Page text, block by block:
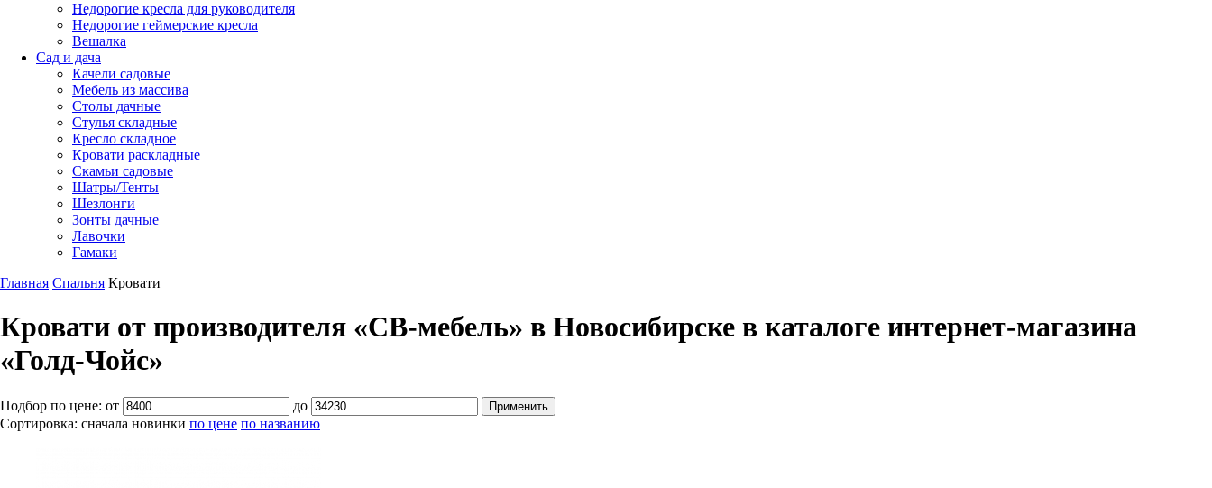
Недорогие кресла для руководителя
Недорогие геймерские кресла
Вешалка
Сад и дача
Качели садовые
Мебель из массива
Столы дачные
Стулья складные
Кресло складное
Кровати раскладные
Скамьи садовые
Шатры/Тенты
Шезлонги
Зонты дачные
Лавочки
Гамаки
Главная Спальня Кровати
Кровати от производителя «СВ-мебель» в Новосибирске в каталоге интернет-магазина
«Голд-Чойс»
Подбор по цене: от
до
Сортировка: сначала новинки по цене по названию